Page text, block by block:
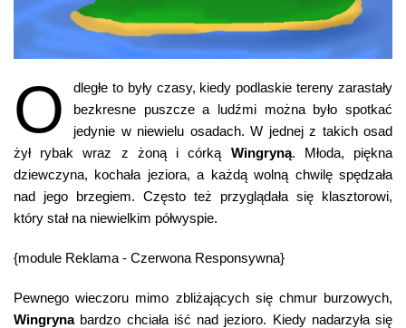
O
dległe to były czasy, kiedy podlaskie tereny zarastały
bezkresne puszcze a ludźmi można było spotkać
jedynie w niewielu osadach. W jednej z takich osad
żył rybak wraz z żoną i córką Wingryną. Młoda, piękna
dziewczyna, kochała jeziora, a każdą wolną chwilę spędzała
nad jego brzegiem. Często też przyglądała się klasztorowi,
który stał na niewielkim półwyspie.
{module Reklama - Czerwona Responsywna}
Pewnego wieczoru mimo zbliżających się chmur burzowych,
Wingrynabardzo chciała iść nad jezioro. Kiedy nadarzyła się